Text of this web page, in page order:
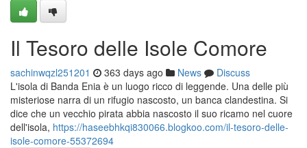
Il Tesoro delle Isole Comore
sachinwqzl251201 363 days ago News
Discuss
L'isola di Banda Enia è un luogo ricco di leggende. Una delle più
misteriose narra di un rifugio nascosto, un banca clandestina. Si
dice che un vecchio pirata abbia nascosto il suo ricamo nel cuore
dell'isola, https://haseebhkqi830066.blogkoo.com/il-tesoro-delle-
isole-comore-55372694